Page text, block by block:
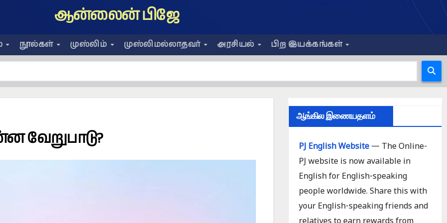
ஆன்லைன் பிஜே
நூல்கள் முஸ்லிம் முஸ்லிமல்லாதவர் அரசியல் பிற இயக்கங்கள்
வேறுபாடு?
ஆங்கில இணையதளம்
PJ English Website— The Online-
PJ website is now available in
English for English-speaking
people worldwide. Share this with
your English-speaking friends and